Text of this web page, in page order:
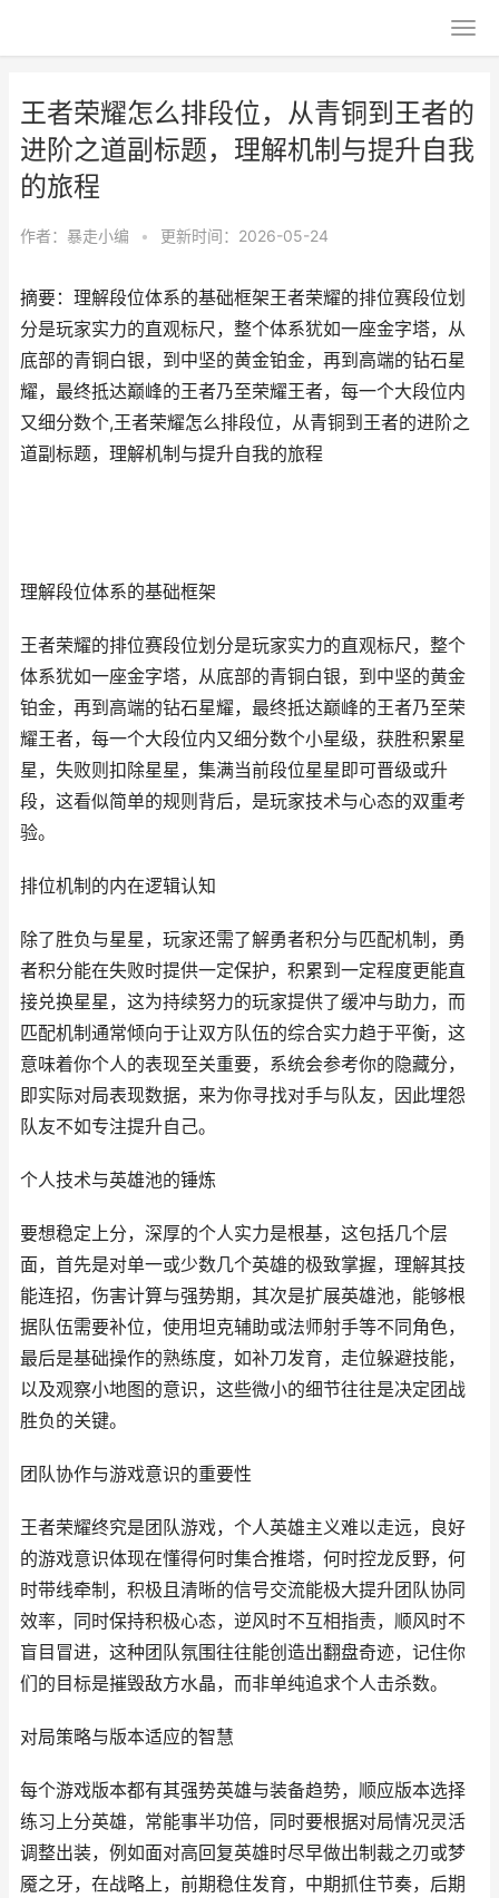
王者荣耀怎么排段位，从青铜到王者的
进阶之道副标题，理解机制与提升自我
的旅程
作者： 暴走小编 • 更新时间：2026-05-24
摘要：理解段位体系的基础框架王者荣耀的排位赛段位划
分是玩家实力的直观标尺，整个体系犹如一座金字塔，从
底部的青铜白银，到中坚的黄金铂金，再到高端的钻石星
耀，最终抵达巅峰的王者乃至荣耀王者，每一个大段位内
又细分数个,王者荣耀怎么排段位，从青铜到王者的进阶之
道副标题，理解机制与提升自我的旅程
理解段位体系的基础框架
王者荣耀的排位赛段位划分是玩家实力的直观标尺，整个
体系犹如一座金字塔，从底部的青铜白银，到中坚的黄金
铂金，再到高端的钻石星耀，最终抵达巅峰的王者乃至荣
耀王者，每一个大段位内又细分数个小星级，获胜积累星
星，失败则扣除星星，集满当前段位星星即可晋级或升
段，这看似简单的规则背后，是玩家技术与心态的双重考
验。
排位机制的内在逻辑认知
除了胜负与星星，玩家还需了解勇者积分与匹配机制，勇
者积分能在失败时提供一定保护，积累到一定程度更能直
接兑换星星，这为持续努力的玩家提供了缓冲与助力，而
匹配机制通常倾向于让双方队伍的综合实力趋于平衡，这
意味着你个人的表现至关重要，系统会参考你的隐藏分，
即实际对局表现数据，来为你寻找对手与队友，因此埋怨
队友不如专注提升自己。
个人技术与英雄池的锤炼
要想稳定上分，深厚的个人实力是根基，这包括几个层
面，首先是对单一或少数几个英雄的极致掌握，理解其技
能连招，伤害计算与强势期，其次是扩展英雄池，能够根
据队伍需要补位，使用坦克辅助或法师射手等不同角色，
最后是基础操作的熟练度，如补刀发育，走位躲避技能，
以及观察小地图的意识，这些微小的细节往往是决定团战
胜负的关键。
团队协作与游戏意识的重要性
王者荣耀终究是团队游戏，个人英雄主义难以走远，良好
的游戏意识体现在懂得何时集合推塔，何时控龙反野，何
时带线牵制，积极且清晰的信号交流能极大提升团队协同
效率，同时保持积极心态，逆风时不互相指责，顺风时不
盲目冒进，这种团队氛围往往能创造出翻盘奇迹，记住你
们的目标是摧毁敌方水晶，而非单纯追求个人击杀数。
对局策略与版本适应的智慧
每个游戏版本都有其强势英雄与装备趋势，顺应版本选择
练习上分英雄，常能事半功倍，同时要根据对局情况灵活
调整出装，例如面对高回复英雄时尽早做出制裁之刃或梦
魇之牙，在战略上，前期稳住发育，中期抓住节奏，后期